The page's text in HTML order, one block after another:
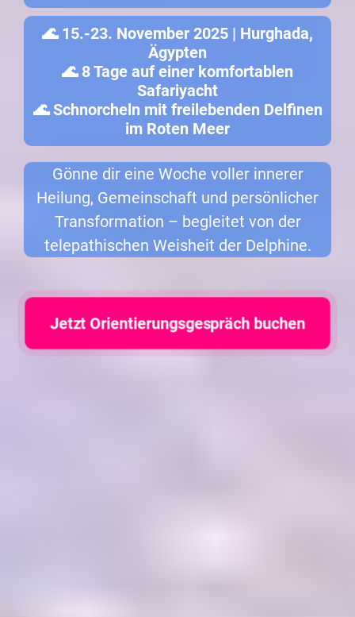
🌊 15.-23. November 2025 | Hurghada,
Ägypten
🌊 8 Tage auf einer komfortablen
Safariyacht
🌊 Schnorcheln mit freilebenden Delfinen
im Roten Meer
Gönne dir eine Woche voller innerer
Heilung, Gemeinschaft und persönlicher
Transformation – begleitet von der
telepathischen Weisheit der Delphine.
Jetzt Orientierungsgespräch buchen